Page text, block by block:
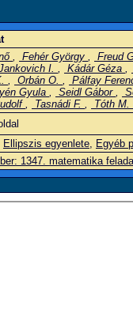
, Fehér György ,
Freud
I. , Kádár Géza ,
, Orbán O. ,
Pálfay
Gyula , Seidl Gábor ,
, Tasnádi F. ,
Tóth M.
Ellipszis egyenlete, Egyéb
1347. matematika